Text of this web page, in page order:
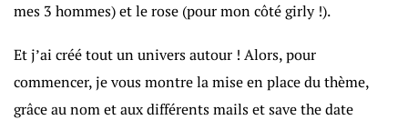
mes 3 hommes) et le rose (pour mon côté girly !).
Et j’ai créé tout un univers autour ! Alors, pour
commencer, je vous montre la mise en place du thème,
grâce au nom et aux différents mails et save the date